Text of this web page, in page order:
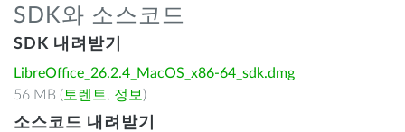
SDK와 소스코드
SDK 내려받기
LibreOffice_26.2.4_MacOS_x86-64_sdk.dmg
56 MB ( 토렌트, 정보 )
소스코드 내려받기